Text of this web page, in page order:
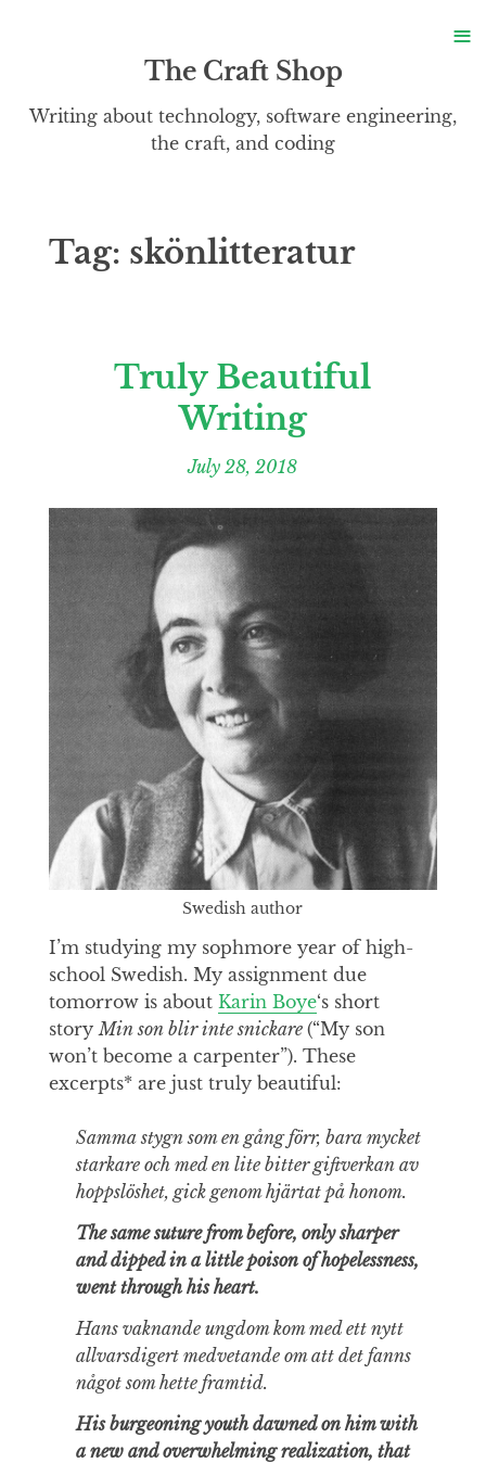
The Craft Shop
Writing about technology, software engineering,
the craft, and coding
Tag: skönlitteratur
Truly Beautiful
Writing
July 28, 2018
Swedish author
I’m studying my sophmore year of high-
school Swedish. My assignment due
tomorrow is about Karin Boye‘s short
story Min son blir inte snickare (“My son
won’t become a carpenter”). These
excerpts* are just truly beautiful:
Samma stygn som en gång förr, bara mycket
starkare och med en lite bitter giftverkan av
hoppslöshet, gick genom hjärtat på honom.
The same suture from before, only sharper
and dipped in a little poison of hopelessness,
went through his heart.
Hans vaknande ungdom kom med ett nytt
allvarsdigert medvetande om att det fanns
något som hette framtid.
His burgeoning youth dawned on him with
a new and overwhelming realization, that
≡